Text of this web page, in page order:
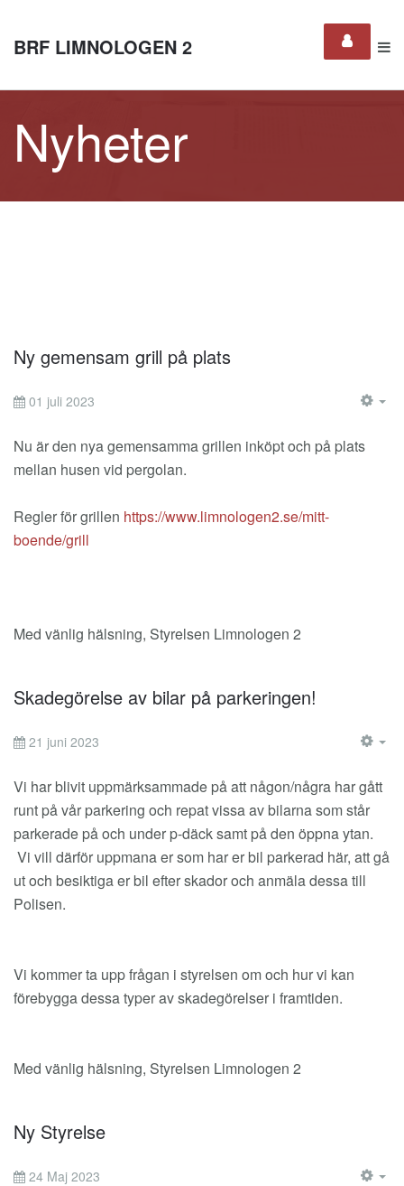
BRF LIMNOLOGEN 2
Nyheter
Ny gemensam grill på plats
01 juli 2023
Nu är den nya gemensamma grillen inköpt och på plats
mellan husen vid pergolan.
Regler för grillen https://www.limnologen2.se/mitt-
boende/grill
Med vänlig hälsning, Styrelsen Limnologen 2
Skadegörelse av bilar på parkeringen!
21 juni 2023
Vi har blivit uppmärksammade på att någon/några har gått
runt på vår parkering och repat vissa av bilarna som står
parkerade på och under p-däck samt på den öppna ytan.
Vi vill därför uppmana er som har er bil parkerad här, att gå
ut och besiktiga er bil efter skador och anmäla dessa till
Polisen.
Vi kommer ta upp frågan i styrelsen om och hur vi kan
förebygga dessa typer av skadegörelser i framtiden.
Med vänlig hälsning, Styrelsen Limnologen 2
Ny Styrelse
24 Maj 2023